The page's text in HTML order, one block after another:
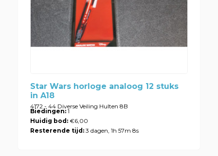
Star Wars horloge analoog 12 stuks
in A18
4172 - 44 Diverse Veiling Hulten 8B
Biedingen: 1
Huidig bod: €6,00
Resterende tijd: 3 dagen, 1h 57m 8s